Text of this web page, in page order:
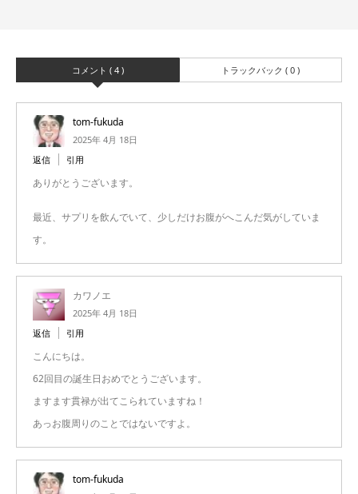
コメント ( 4 ) トラックバック ( 0 )
tom-fukuda
2025年 4月 18日
返信
引用
ありがとうございます。
最近、サプリを飲んでいて、少しだけお腹がへこんだ気がしていま
す。
カワノエ
2025年 4月 18日
返信
引用
こんにちは。
62回目の誕生日おめでとうございます。
ますます貫禄が出てこられていますね！
あっお腹周りのことではないですよ。
tom-fukuda